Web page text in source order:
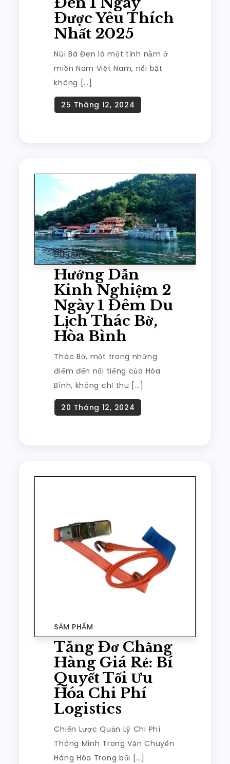
Được Yêu Thích
Nhất 2025
Núi Bà Đen là một tỉnh nằm ở
miền Nam Việt Nam, nổi bật
không […]
DU LỊCH
Hướng Dẫn
Kinh Nghiệm 2
Ngày 1 Đêm Du
Lịch Thác Bờ,
Hòa Bình
Thác Bờ, một trong những
điểm đến nổi tiếng của Hòa
Bình, không chỉ thu […]
SẢM PHẨM
Tăng Đơ Chằng
Hàng Giá Rẻ: Bí
Quyết Tối Ưu
Hóa Chi Phí
Logistics
Chiến Lược Quản Lý Chi Phí
Thông Minh Trong Vận Chuyển
Hàng Hóa Trong bối […]